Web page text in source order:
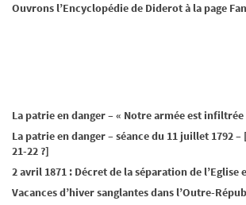
Ouvrons l’Encyclopédie de Diderot à la page
La patrie en danger – « Notre armée est infiltrée
La patrie en danger – séance du 11 juillet 1792 –
21-22 ?]
2 avril 1871 : Décret de la séparation de l’Eglise
Vacances d’hiver sanglantes dans l’Outre-